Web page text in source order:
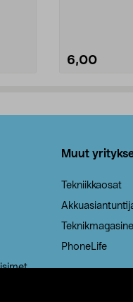
6,00
Muut
Tekniikkaosat
PhoneLife